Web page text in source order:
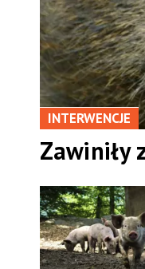
INTERWENCJE
Zawiniły